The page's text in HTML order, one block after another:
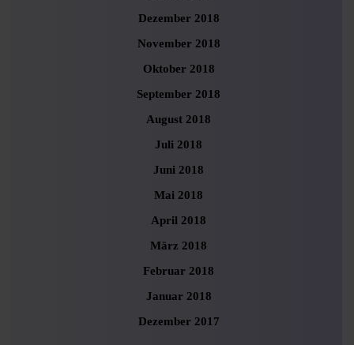
Dezember 2018
November 2018
Oktober 2018
September 2018
August 2018
Juli 2018
Juni 2018
Mai 2018
April 2018
März 2018
Februar 2018
Januar 2018
Dezember 2017